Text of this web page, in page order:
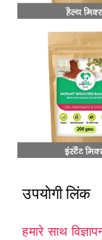
उपयोगी लिंक
हमारे साथ